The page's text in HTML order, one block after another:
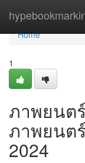
Home
Home
1
ภาพยนต
ภาพยนต
2024